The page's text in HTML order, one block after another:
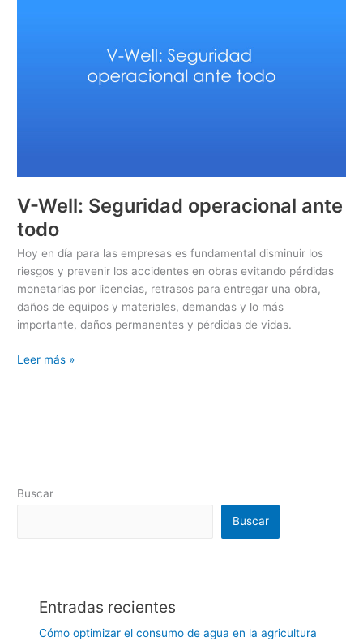
V-Well: Seguridad operacional ante
todo
Hoy en día para las empresas es fundamental disminuir los
riesgos y prevenir los accidentes en obras evitando pérdidas
monetarias por licencias, retrasos para entregar una obra,
daños de equipos y materiales, demandas y lo más
importante, daños permanentes y pérdidas de vidas.
Leer más »
Buscar
Buscar
Entradas recientes
Cómo optimizar el consumo de agua en la agricultura